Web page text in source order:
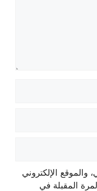
والموقع الإلكتروني
المقبلة في